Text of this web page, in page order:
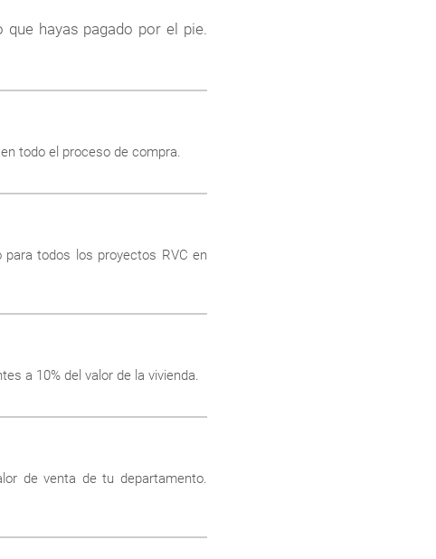
hayas pagado por el pie.
todo el proceso de compra.
todos los proyectos RVC en
a 10% del valor de la vivienda.
de venta de tu departamento.